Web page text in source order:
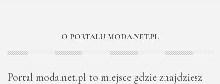
O PORTALU MODA.NET.PL
Portal moda.net.pl to miejsce gdzie znajdziesz